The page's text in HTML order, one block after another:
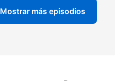
Mostrar más episodios